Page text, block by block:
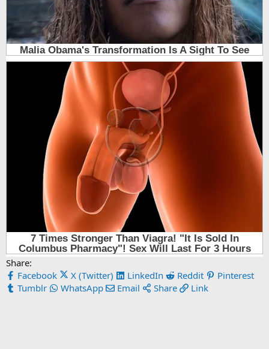
Share:
Facebook
X (Twitter) LinkedIn Reddit
Pinterest
Tumblr
WhatsApp Email Share Link